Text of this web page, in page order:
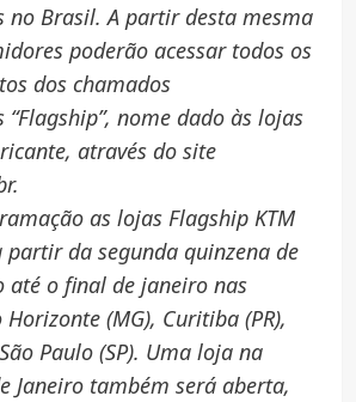
no Brasil. A partir desta mesma
poderão acessar todos os
dos chamados
“Flagship”, nome dado às lojas
através do site
as lojas Flagship KTM
partir da segunda quinzena de
até o final de janeiro nas
(MG), Curitiba (PR),
Paulo (SP). Uma loja na
Janeiro também será aberta,